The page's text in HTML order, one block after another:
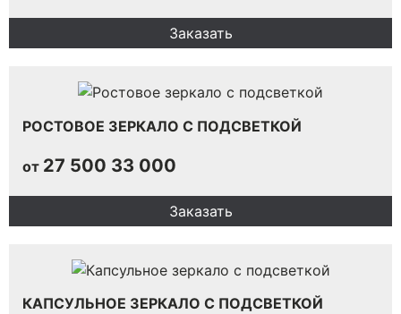
Заказать
РОСТОВОЕ ЗЕРКАЛО С ПОДСВЕТКОЙ
от 27 500 33 000
Заказать
КАПСУЛЬНОЕ ЗЕРКАЛО С ПОДСВЕТКОЙ